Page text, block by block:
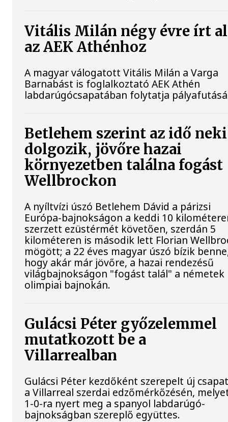
Vitális Milán négy évre írt
az AEK Athénhoz
A magyar válogatott Vitális Milán a Varga
Barnabást is foglalkoztató AEK Athén
labdarúgócsapatában folytatja
Betlehem szerint az idő neki
dolgozik, jövőre hazai
környezetben találna fogást
Wellbrockon
A nyíltvízi úszó Betlehem Dávid a párizsi
Európa-bajnokságon a keddi 10
szerzett ezüstérmét követően, szerdán 5
kilométeren is második lett Florian
mögött; a 22 éves magyar úszó bízik
hogy akár már jövőre, a hazai rendezésű
világbajnokságon "fogást talál" a németek
olimpiai bajnokán.
Gulácsi Péter győzelemmel
mutatkozott be a
Villarrealban
Gulácsi Péter kezdőként szerepelt új
a Villarreal szerdai edzőmérkőzésén,
1-0-ra nyert meg a spanyol labdarúgó-
bajnokságban szereplő együttes.